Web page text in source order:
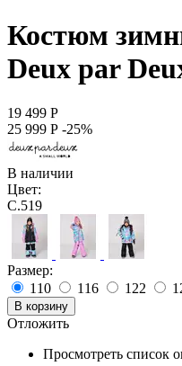
Костюм
Deux par
19 499 Р
25 999 Р -25%
В наличии
Цвет:
C.519
Размер:
110
116 122
В корзину
Отложить
Просмотреть список